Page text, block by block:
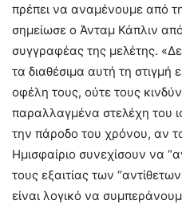
πρέπει να αναμένουμε από
σημείωσε ο Άνταμ Κάπλιν
συγγραφέας της μελέτης.
τα διαθέσιμα αυτή τη στιγμή
οφέλη τους, ούτε τους
παραλλαγμένα στελέχη του
την πάροδο του χρόνου, αν
Ημισφαίριο συνεχίσουν να
τους εξαιτίας των
είναι λογικό να